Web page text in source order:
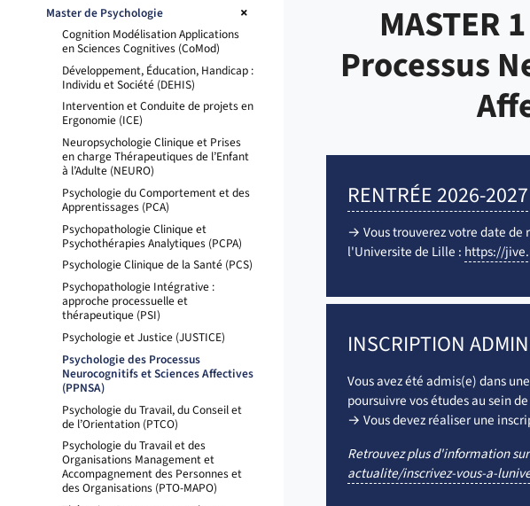
Master de Psychologie
Cognition Modélisation Applications
en Sciences Cognitives (CoMod)
Développement, Éducation, Handicap :
Individu et Société (DEHIS)
Intervention et Conduite de projets en
Ergonomie (ICE)
Neuropsychologie Clinique et Prises
en charge Thérapeutiques de l’Enfant
à l’Adulte (NEURO)
Psychologie du Comportement et des
Apprentissages (PCA)
Psychopathologie Clinique et
Psychothérapies Analytiques (PCPA)
Psychologie Clinique de la Santé (PCS)
Psychopathologie Intégrative :
approche processuelle et
thérapeutique (PSI)
Psychologie et Justice (JUSTICE)
Psychologie des Processus
Neurocognitifs et Sciences Affectives
(PPNSA)
Psychologie du Travail, du Conseil et
de l’Orientation (PTCO)
Psychologie du Travail et des
Organisations Management et
Accompagnement des Personnes et
des Organisations (PTO-MAPO)
MASTER
Processus
RENTRÉE 2026-2027
→ Vous trouverez votre date de
l'Universite de Lille : https://
INSCRIPTION
Vous avez été admis(e) dans
poursuivre vos études au sein
→ Vous devez réaliser une
Retrouvez plus d'information
actualite/inscrivez-vous-a-